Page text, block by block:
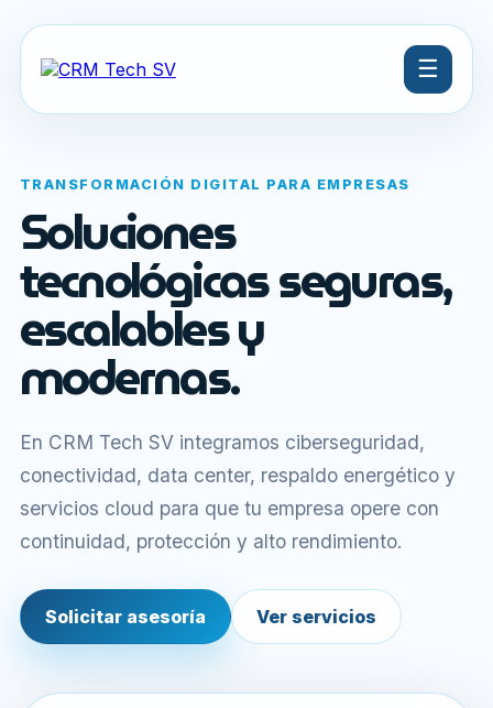
☰
TRANSFORMACIÓN DIGITAL PARA EMPRESAS
Soluciones
tecnológicas seguras,
escalables y
modernas.
En CRM Tech SV integramos ciberseguridad,
conectividad, data center, respaldo energético y
servicios cloud para que tu empresa opere con
continuidad, protección y alto rendimiento.
Solicitar asesoría Ver servicios